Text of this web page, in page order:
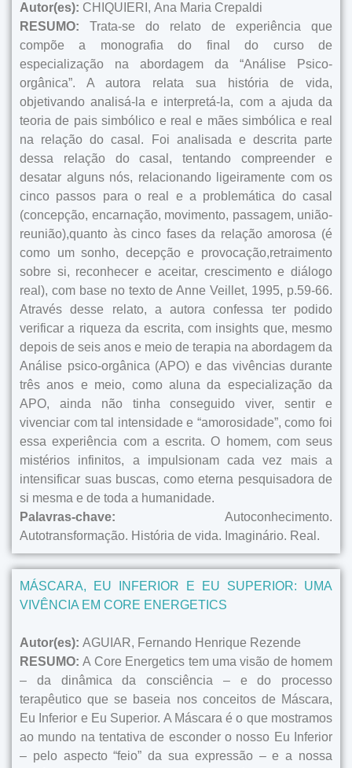
Autor(es): CHIQUIERI, Ana Maria Crepaldi
RESUMO: Trata-se do relato de experiência que
compõe a monografia do final do curso de
especialização na abordagem da “Análise Psico-
orgânica”. A autora relata sua história de vida,
objetivando analisá-la e interpretá-la, com a ajuda da
teoria de pais simbólico e real e mães simbólica e real
na relação do casal. Foi analisada e descrita parte
dessa relação do casal, tentando compreender e
desatar alguns nós, relacionando ligeiramente com os
cinco passos para o real e a problemática do casal
(concepção, encarnação, movimento, passagem, união-
reunião),quanto às cinco fases da relação amorosa (é
como um sonho, decepção e provocação,retraimento
sobre si, reconhecer e aceitar, crescimento e diálogo
real), com base no texto de Anne Veillet, 1995, p.59-66.
Através desse relato, a autora confessa ter podido
verificar a riqueza da escrita, com insights que, mesmo
depois de seis anos e meio de terapia na abordagem da
Análise psico-orgânica (APO) e das vivências durante
três anos e meio, como aluna da especialização da
APO, ainda não tinha conseguido viver, sentir e
vivenciar com tal intensidade e “amorosidade”, como foi
essa experiência com a escrita. O homem, com seus
mistérios infinitos, a impulsionam cada vez mais a
intensificar suas buscas, como eterna pesquisadora de
si mesma e de toda a humanidade.
Palavras-chave: Autoconhecimento.
Autotransformação. História de vida. Imaginário. Real.
MÁSCARA, EU INFERIOR E EU SUPERIOR: UMA
VIVÊNCIA EM CORE ENERGETICS
Autor(es): AGUIAR, Fernando Henrique Rezende
RESUMO:A Core Energetics tem uma visão de homem
– da dinâmica da consciência – e do processo
terapêutico que se baseia nos conceitos de Máscara,
Eu Inferior e Eu Superior. A Máscara é o que mostramos
ao mundo na tentativa de esconder o nosso Eu Inferior
– pelo aspecto “feio” da sua expressão – e a nossa